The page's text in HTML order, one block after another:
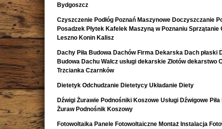
Bydgoszcz
Czyszczenie Podłóg Poznań Maszynowe Doczyszczanie
Posadzek Płytek Kafelek Maszyną w Poznaniu Sprzątanie
Leszno Konin Kalisz
Dachy Piła Budowa Dachów Firma Dekarska Dach płaski
Budowa Dachu Wałcz usługi dekarskie Złotów dekarstwo
Trzcianka Czarnków
Dietetyk Odchudzanie Dietetycy Układanie Diety
Dźwigi Żurawie Podnośniki Koszowe Usługi Dźwigowe Piła
Żuraw Podnośnik Koszowy
Fotowoltaika Panele Fotowoltaiczne Montaż Instalacja